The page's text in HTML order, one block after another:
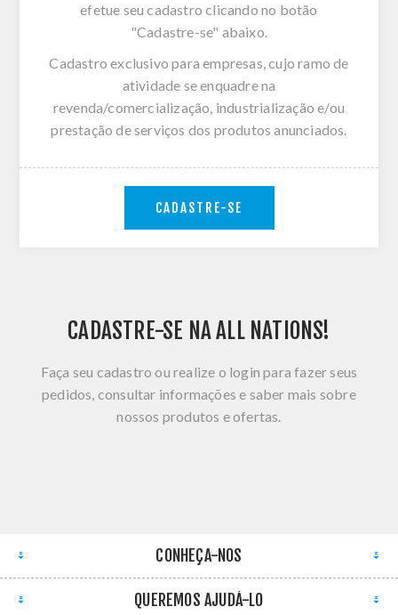
efetue seu cadastro clicando no botão
"Cadastre-se" abaixo.
Cadastro exclusivo para empresas, cujo ramo de
atividade se enquadre na
revenda/comercialização, industrialização e/ou
prestação de serviços dos produtos anunciados.
CADASTRE-SE
CADASTRE-SE NA ALL NATIONS!
Faça seu cadastro ou realize o login para fazer seus
pedidos, consultar informações e saber mais sobre
nossos produtos e ofertas.
CONHEÇA-NOS
QUEREMOS AJUDÁ-LO